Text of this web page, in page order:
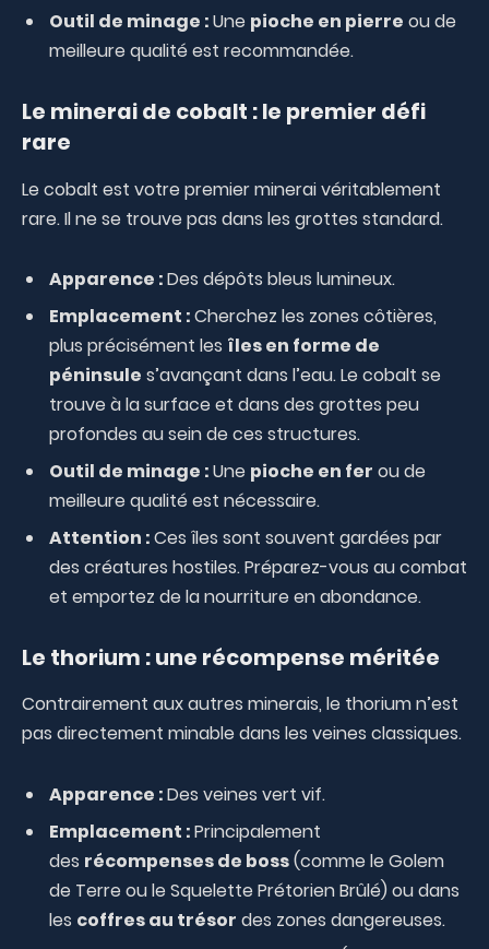
Outil de minage :Une pioche en pierre ou de
meilleure qualité est recommandée.
Le minerai de cobalt : le premier défi
rare
Le cobalt est votre premier minerai véritablement
rare. Il ne se trouve pas dans les grottes standard.
Apparence :Des dépôts bleus lumineux.
Emplacement :Cherchez les zones côtières,
plus précisément les îles en forme de
péninsule s’avançant dans l’eau. Le cobalt se
trouve à la surface et dans des grottes peu
profondes au sein de ces structures.
Outil de minage :Une pioche en fer ou de
meilleure qualité est nécessaire.
Attention :Ces îles sont souvent gardées par
des créatures hostiles. Préparez-vous au combat
et emportez de la nourriture en abondance.
Le thorium : une récompense méritée
Contrairement aux autres minerais, le thorium n’est
pas directement minable dans les veines classiques.
Apparence :Des veines vert vif.
Emplacement :Principalement
des récompenses de boss(comme le Golem
de Terre ou le Squelette Prétorien Brûlé) ou dans
les coffres au trésor des zones dangereuses.